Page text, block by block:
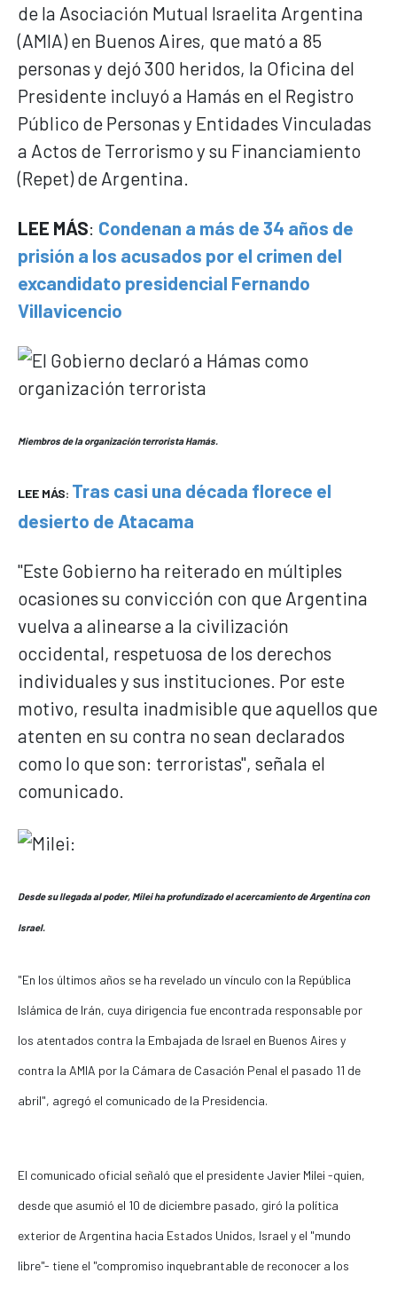
de la Asociación Mutual Israelita Argentina
(AMIA) en Buenos Aires, que mató a 85
personas y dejó 300 heridos, la Oficina del
Presidente incluyó a Hamás en el Registro
Público de Personas y Entidades Vinculadas
a Actos de Terrorismo y su Financiamiento
(Repet) de Argentina.
LEE MÁS: Condenan a más de 34 años de
prisión a los acusados por el crimen del
excandidato presidencial Fernando
Villavicencio
Miembros de la organización terrorista Hamás.
LEE MÁS: Tras casi una década florece el
desierto de Atacama
"Este Gobierno ha reiterado en múltiples
ocasiones su convicción con que Argentina
vuelva a alinearse a la civilización
occidental, respetuosa de los derechos
individuales y sus instituciones. Por este
motivo, resulta inadmisible que aquellos que
atenten en su contra no sean declarados
como lo que son: terroristas", señala el
comunicado.
Desde su llegada al poder, Milei ha profundizado el acercamiento de Argentina con
Israel.
"En los últimos años se ha revelado un vínculo con la República
Islámica de Irán, cuya dirigencia fue encontrada responsable por
los atentados contra la Embajada de Israel en Buenos Aires y
contra la AMIA por la Cámara de Casación Penal el pasado 11 de
abril", agregó el comunicado de la Presidencia.
El comunicado oficial señaló que el presidente Javier Milei -quien,
desde que asumió el 10 de diciembre pasado, giró la política
exterior de Argentina hacia Estados Unidos, Israel y el "mundo
libre"- tiene el "compromiso inquebrantable de reconocer a los